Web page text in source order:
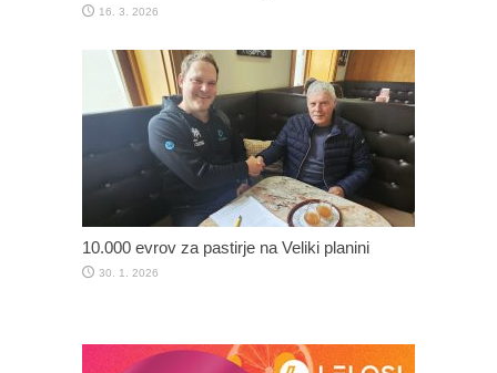
16. 3. 2026
10.000 evrov za pastirje na Veliki planini
30. 1. 2026